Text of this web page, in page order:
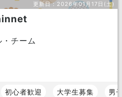
更新日： 2026年01月17日(土)
チーム
初心者歓迎 大学生募集 男